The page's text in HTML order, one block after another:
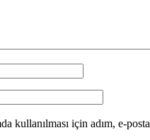
kullanılması için adım, e-